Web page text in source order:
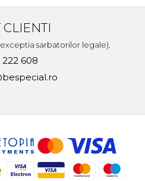
CLIENTI
exceptia sarbatorilor legale).
222 608